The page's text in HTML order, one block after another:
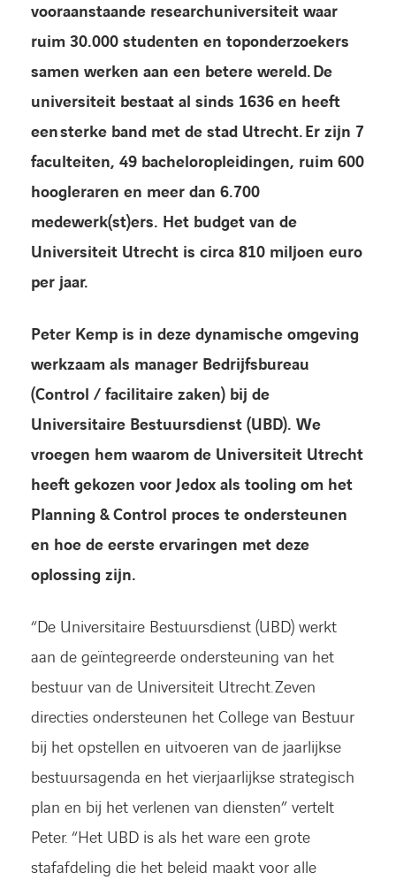
Events
Contact
Werken bij Axians
vooraanstaande researchuniversiteit waar
ruim 30.000 studenten en toponderzoekers
samen werken aan een betere wereld.De
universiteit bestaat al sinds 1636 en heeft
eensterke band met de stad Utrecht.Er zijn 7
faculteiten, 49 bacheloropleidingen, ruim 600
hoogleraren en meer dan 6.700
medewerk(st)ers. Het budget van de
Universiteit Utrecht is circa 810 miljoen euro
per jaar.
Peter Kemp is in deze dynamische omgeving
werkzaam als manager Bedrijfsbureau
(Control / facilitaire zaken) bij de
Universitaire Bestuursdienst (UBD). We
vroegen hem waarom de Universiteit Utrecht
heeft gekozen voor Jedox als tooling om het
Planning & Control proces te ondersteunen
en hoe de eerste ervaringen met deze
oplossing zijn.
“De Universitaire Bestuursdienst (UBD) werkt
aan de geïntegreerde ondersteuning van het
bestuur van de Universiteit Utrecht. Zeven
directies ondersteunen het College van Bestuur
bij het opstellen en uitvoeren van de jaarlijkse
bestuursagenda en het vierjaarlijkse strategisch
plan en bij het verlenen van diensten” vertelt
Peter. “Het UBD is als het ware een grote
stafafdeling die het beleid maakt voor alle